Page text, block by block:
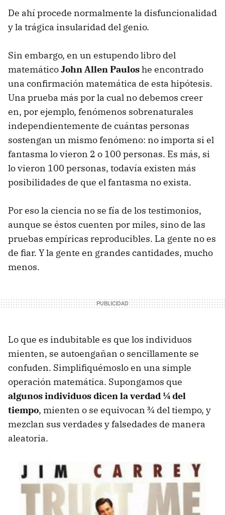
De ahí procede normalmente la disfuncionalidad
y la trágica insularidad del genio.
Sin embargo, en un estupendo libro del
matemáticoJohn Allen Pauloshe encontrado
una confirmación matemática de esta hipótesis.
Una prueba más por la cual no debemos creer
en, por ejemplo, fenómenos sobrenaturales
independientemente de cuántas personas
sostengan un mismo fenómeno: no importa si el
fantasma lo vieron 2 o 100 personas. Es más, si
lo vieron 100 personas, todavía existen más
posibilidades de que el fantasma no exista.
Por eso la ciencia no se fía de los testimonios,
aunque se éstos cuenten por miles, sino de las
pruebas empíricas reproducibles. La gente no es
de fiar. Y la gente en grandes cantidades, mucho
menos.
Lo que es indubitable es que los individuos
mienten, se autoengañan o sencillamente se
confuden. Simplifiquémoslo en una simple
operación matemática. Supongamos que
algunos individuos dicen la verdad ¼ del
tiempo, mienten o se equivocan ¾ del tiempo, y
mezclan sus verdades y falsedades de manera
aleatoria.